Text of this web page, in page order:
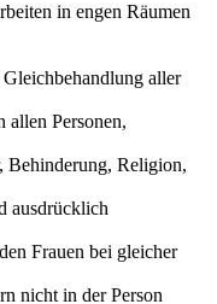
in engen Räumen
aller
allen Personen,
Behinderung, Religion,
ausdrücklich
Frauen bei gleicher
nicht in der Person